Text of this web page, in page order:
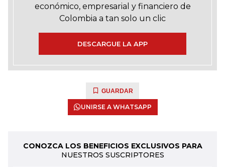
económico, empresarial y financiero de
Colombia a tan solo un clic
DESCARGUE LA APP
GUARDAR
UNIRSE A WHATSAPP
CONOZCA LOS BENEFICIOS EXCLUSIVOS PARA
NUESTROS SUSCRIPTORES